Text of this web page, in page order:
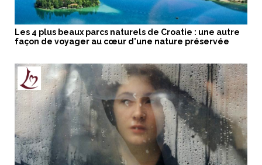
Les 4 plus beaux parcs naturels de Croatie : une autre
façon de voyager au cœur d'une nature préservée